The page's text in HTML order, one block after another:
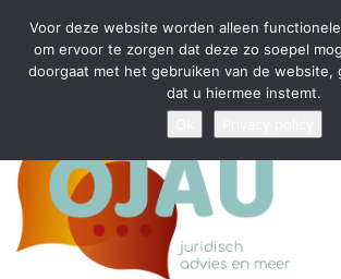
Tijdelijke stop: wegens drukte kan ik beperkt
en vragen beantwoorden
Algemene Voorwaarden
Disclaimer
Voor deze website worden alleen
om ervoor te zorgen dat deze zo soepel
doorgaat met het gebruiken van de website,
dat u hiermee instemt.